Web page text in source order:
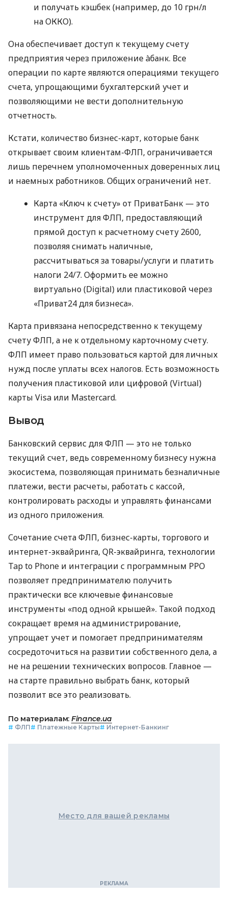
и получать кэшбек (например, до 10 грн/л
на ОККО).
Она обеспечивает доступ к текущему счету
предприятия через приложение àбанк. Все
операции по карте являются операциями текущего
счета, упрощающими бухгалтерский учет и
позволяющими не вести дополнительную
отчетность.
Кстати, количество бизнес-карт, которые банк
открывает своим клиентам-ФЛП, ограничивается
лишь перечнем уполномоченных доверенных лиц
и наемных работников. Общих ограничений нет.
Карта «Ключ к счету» от ПриватБанк — это
инструмент для ФЛП, предоставляющий
прямой доступ к расчетному счету 2600,
позволяя снимать наличные,
рассчитываться за товары/услуги и платить
налоги 24/7. Оформить ее можно
виртуально (Digital) или пластиковой через
«Приват24 для бизнеса».
Карта привязана непосредственно к текущему
счету ФЛП, а не к отдельному карточному счету.
ФЛП имеет право пользоваться картой для личных
нужд после уплаты всех налогов. Есть возможность
получения пластиковой или цифровой (Virtual)
карты Visa или Mastercard.
Вывод
Банковский сервис для ФЛП — это не только
текущий счет, ведь современному бизнесу нужна
экосистема, позволяющая принимать безналичные
платежи, вести расчеты, работать с кассой,
контролировать расходы и управлять финансами
из одного приложения.
Сочетание счета ФЛП, бизнес-карты, торгового и
интернет-эквайринга, QR-эквайринга, технологии
Tap to Phone и интеграции с программным РРО
позволяет предпринимателю получить
практически все ключевые финансовые
инструменты «под одной крышей». Такой подход
сокращает время на администрирование,
упрощает учет и помогает предпринимателям
сосредоточиться на развитии собственного дела, а
не на решении технических вопросов. Главное —
на старте правильно выбрать банк, который
позволит все это реализовать.
По материалам: Finance.ua
# ФЛП# Платежные Карты# Интернет-Банкинг
Место для вашей рекламы